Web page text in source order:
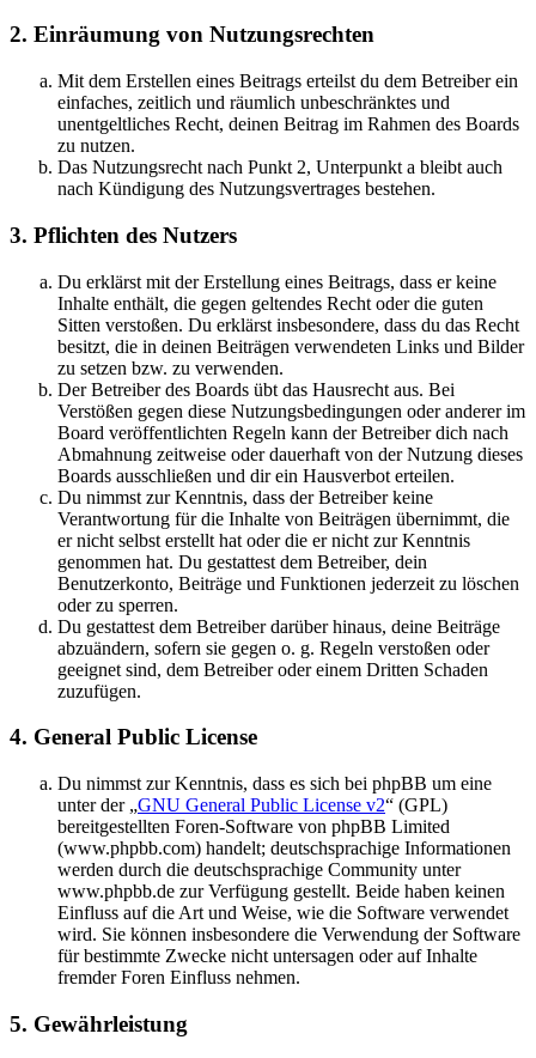
2. Einräumung von Nutzungsrechten
Mit dem Erstellen eines Beitrags erteilst du dem Betreiber ein
einfaches, zeitlich und räumlich unbeschränktes und
unentgeltliches Recht, deinen Beitrag im Rahmen des Boards
zu nutzen.
Das Nutzungsrecht nach Punkt 2, Unterpunkt a bleibt auch
nach Kündigung des Nutzungsvertrages bestehen.
3. Pflichten des Nutzers
Du erklärst mit der Erstellung eines Beitrags, dass er keine
Inhalte enthält, die gegen geltendes Recht oder die guten
Sitten verstoßen. Du erklärst insbesondere, dass du das Recht
besitzt, die in deinen Beiträgen verwendeten Links und Bilder
zu setzen bzw. zu verwenden.
Der Betreiber des Boards übt das Hausrecht aus. Bei
Verstößen gegen diese Nutzungsbedingungen oder anderer im
Board veröffentlichten Regeln kann der Betreiber dich nach
Abmahnung zeitweise oder dauerhaft von der Nutzung dieses
Boards ausschließen und dir ein Hausverbot erteilen.
Du nimmst zur Kenntnis, dass der Betreiber keine
Verantwortung für die Inhalte von Beiträgen übernimmt, die
er nicht selbst erstellt hat oder die er nicht zur Kenntnis
genommen hat. Du gestattest dem Betreiber, dein
Benutzerkonto, Beiträge und Funktionen jederzeit zu löschen
oder zu sperren.
Du gestattest dem Betreiber darüber hinaus, deine Beiträge
abzuändern, sofern sie gegen o. g. Regeln verstoßen oder
geeignet sind, dem Betreiber oder einem Dritten Schaden
zuzufügen.
4. General Public License
Du nimmst zur Kenntnis, dass es sich bei phpBB um eine
unter der „GNU General Public License v2“ (GPL)
bereitgestellten Foren-Software von phpBB Limited
(www.phpbb.com) handelt; deutschsprachige Informationen
werden durch die deutschsprachige Community unter
www.phpbb.de zur Verfügung gestellt. Beide haben keinen
Einfluss auf die Art und Weise, wie die Software verwendet
wird. Sie können insbesondere die Verwendung der Software
für bestimmte Zwecke nicht untersagen oder auf Inhalte
fremder Foren Einfluss nehmen.
5. Gewährleistung